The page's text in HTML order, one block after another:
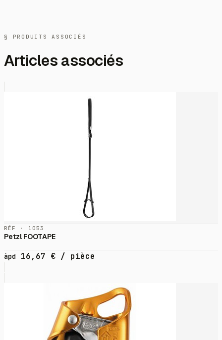
§ PRODUITS ASSOCIÉS
Articles associés
RÉF · 1053
Petzl FOOTAPE
àpd 16,67 € / pièce